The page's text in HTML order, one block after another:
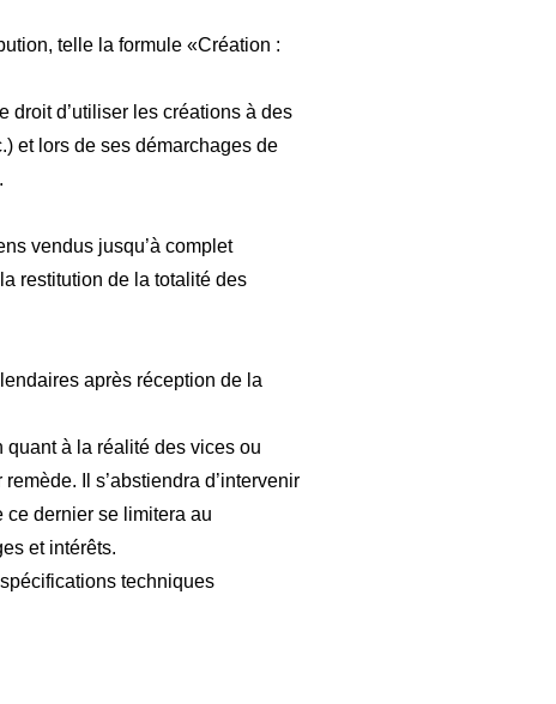
telle la formule «Création :
droit d’utiliser les créations à des
et lors de ses démarchages de
vendus jusqu’à complet
restitution de la totalité des
après réception de la
quant à la réalité des vices ou
Il s’abstiendra d’intervenir
ce dernier se limitera au
et intérêts.
techniques